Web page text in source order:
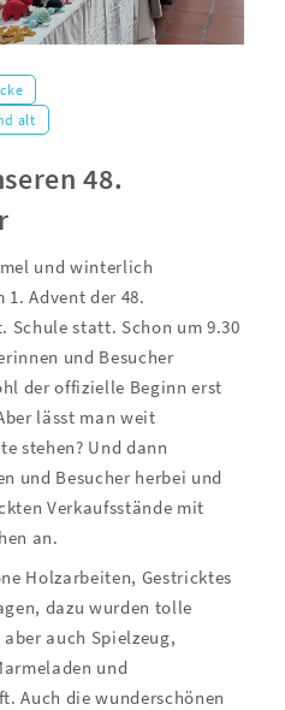
alt
48.
und winterlich
Advent der 48.
Schule statt. Schon um 9.30
und Besucher
der offizielle Beginn erst
lässt man weit
stehen? Und dann
und Besucher herbei und
Verkaufsstände mit
an.
Holzarbeiten, Gestricktes
dazu wurden tolle
auch Spielzeug,
und
Auch die wunderschönen